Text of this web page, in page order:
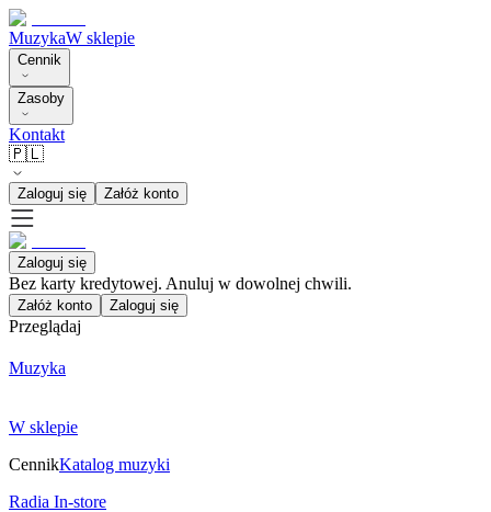
MuzykaW sklepie
Cennik
Zasoby
Kontakt
🇵🇱
Zaloguj się Załóż konto
Zaloguj się
Bez karty kredytowej. Anuluj w dowolnej chwili.
Załóż konto Zaloguj się
Przeglądaj
Muzyka
W sklepie
CennikKatalog muzyki
Radia In-store